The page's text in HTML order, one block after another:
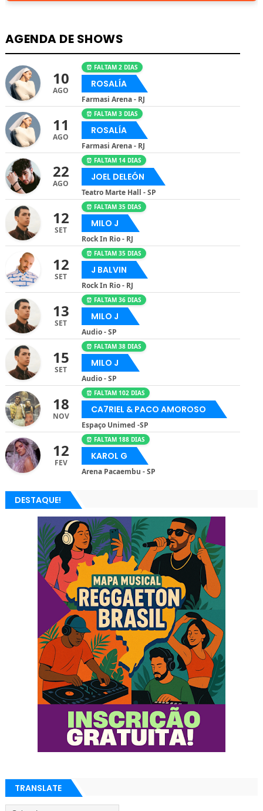
AGENDA DE SHOWS
10
AGO
⏰ FALTAM 2 DIAS
ROSALÍA
Farmasi Arena - RJ
11
AGO
⏰ FALTAM 3 DIAS
ROSALÍA
Farmasi Arena - RJ
22
AGO
⏰ FALTAM 14 DIAS
JOEL DELEÓN
Teatro Marte Hall - SP
12
SET
⏰ FALTAM 35 DIAS
MILO J
Rock In Rio - RJ
12
SET
⏰ FALTAM 35 DIAS
J BALVIN
Rock In Rio - RJ
13
SET
⏰ FALTAM 36 DIAS
MILO J
Audio - SP
15
SET
⏰ FALTAM 38 DIAS
MILO J
Audio - SP
18
NOV
⏰ FALTAM 102 DIAS
CA7RIEL & PACO AMOROSO
Espaço Unimed -SP
12
FEV
⏰ FALTAM 188 DIAS
KAROL G
Arena Pacaembu - SP
DESTAQUE!
TRANSLATE